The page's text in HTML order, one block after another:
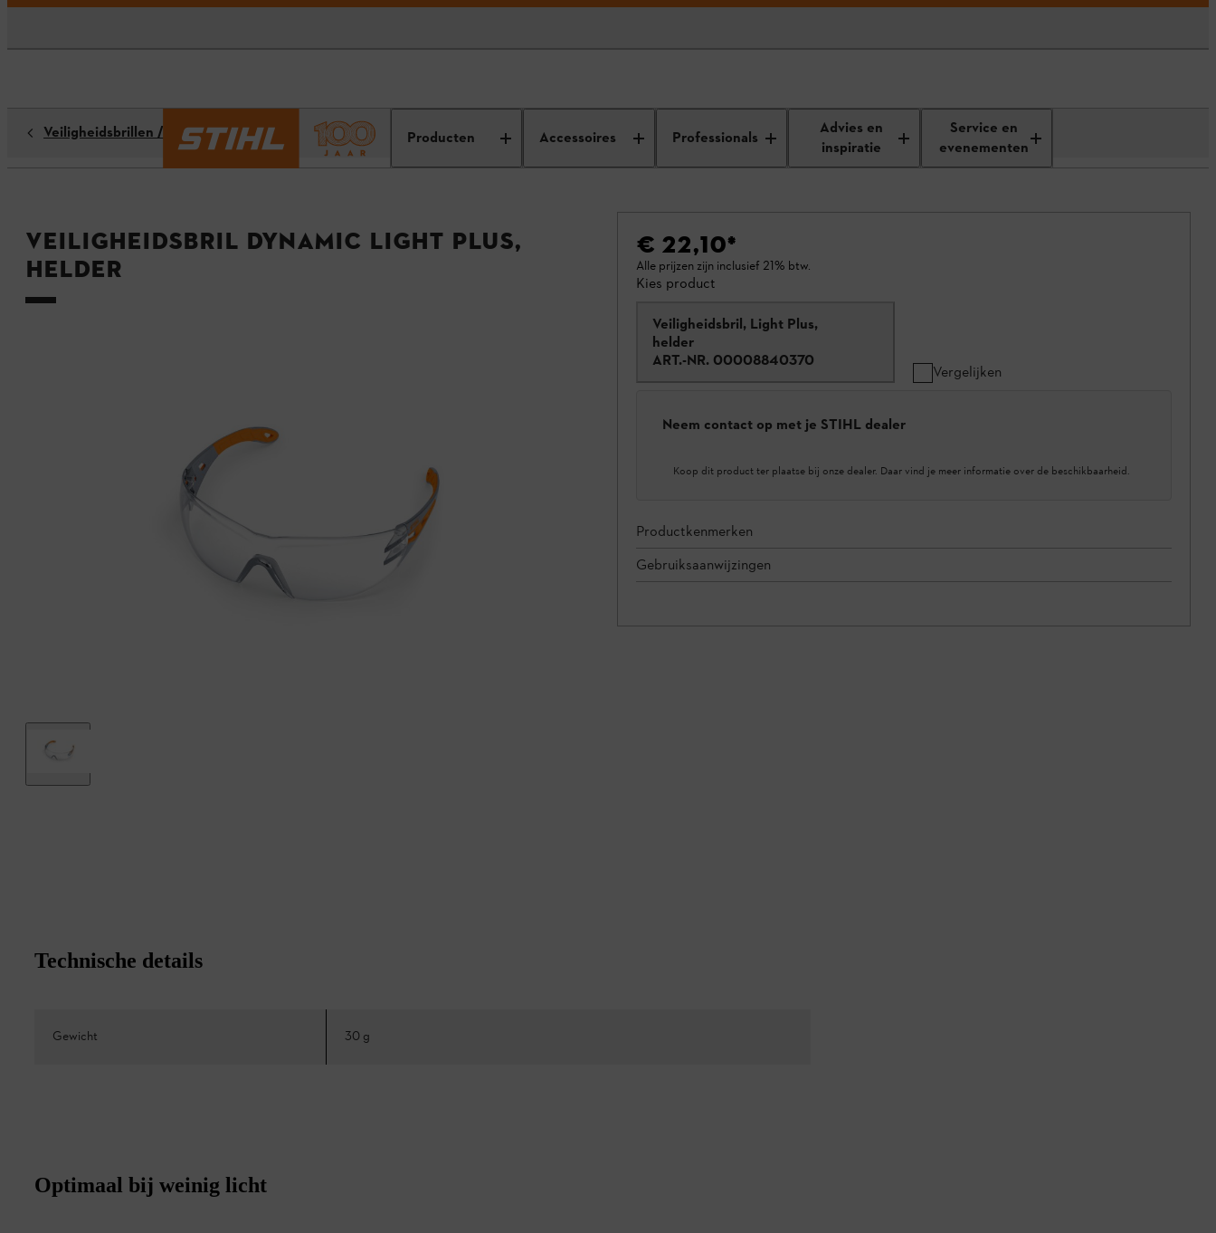
Producten Accessoires Professionals
Advies en
inspiratie
Service en
evenementen
Veiligheidsbrillen / oogbescherming
Veiligheidsbril DYNAMIC LIGHT PLUS,
helder
€ 22,10*
Alle prijzen zijn inclusief 21% btw.
Kies product
Veiligheidsbril, Light Plus,
helder
ART.-NR. 00008840370
Vergelijken
Neem contact op met je STIHL dealer
Koop dit product ter plaatse bij onze dealer. Daar vind je meer informatie over de beschikbaarheid.
Productkenmerken
Gebruiksaanwijzingen
Technische details
Gewicht 30 g
Optimaal bij weinig licht